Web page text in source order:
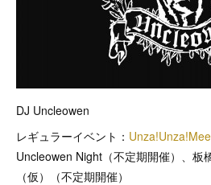
DJ Uncleowen
レギュラーイベント：
Uncleowen Night（不定期開催）、板
（仮）（不定期開催）